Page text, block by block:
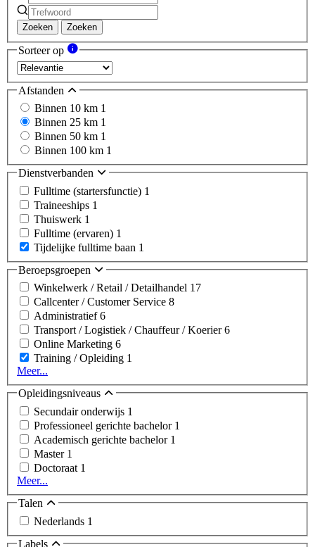
Zoeken Zoeken
Sorteer op
Afstanden
Binnen 10 km 1
Binnen 25 km 1
Binnen 50 km 1
Binnen 100 km 1
Dienstverbanden
Fulltime (startersfunctie) 1
Traineeships 1
Thuiswerk 1
Fulltime (ervaren) 1
Tijdelijke fulltime baan 1
Beroepsgroepen
Winkelwerk / Retail / Detailhandel 17
Callcenter / Customer Service 8
Administratief6
Transport / Logistiek / Chauffeur / Koerier6
Online Marketing 6
Training / Opleiding 1
Meer...
Opleidingsniveaus
Secundair onderwijs 1
Professioneel gerichte bachelor 1
Academisch gerichte bachelor 1
Master 1
Doctoraat 1
Meer...
Talen
Nederlands 1
Labels